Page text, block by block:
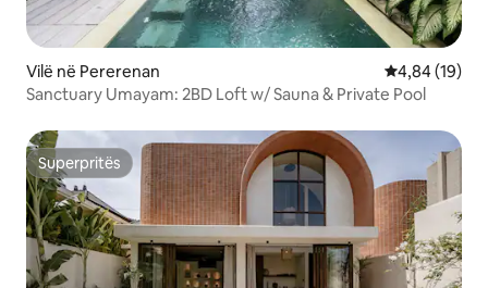
Vilë në Pererenan Vlerësimi
4,84 (19)
Sanctuary Umayam: 2BD Loft w/ Sauna & Private Pool
Superpritës
Superpritës